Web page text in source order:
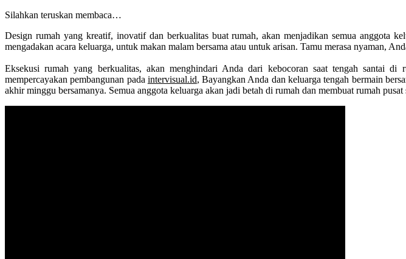
Silahkan teruskan membaca…
Design rumah yang kreatif, inovatif dan berkualitas buat rumah, akan menjadikan semua anggota
mengadakan acara keluarga, untuk makan malam bersama atau untuk arisan. Tamu merasa nyaman,
Eksekusi rumah yang berkualitas, akan menghindari Anda dari kebocoran saat tengah santai
mempercayakan pembangunan pada intervisual.id, Bayangkan Anda dan keluarga tengah bermain
akhir minggu bersamanya. Semua anggota keluarga akan jadi betah di rumah dan membuat rumah